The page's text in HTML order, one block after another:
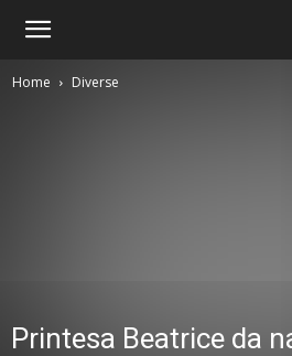
Home Diverse
Printesa Beatrice da